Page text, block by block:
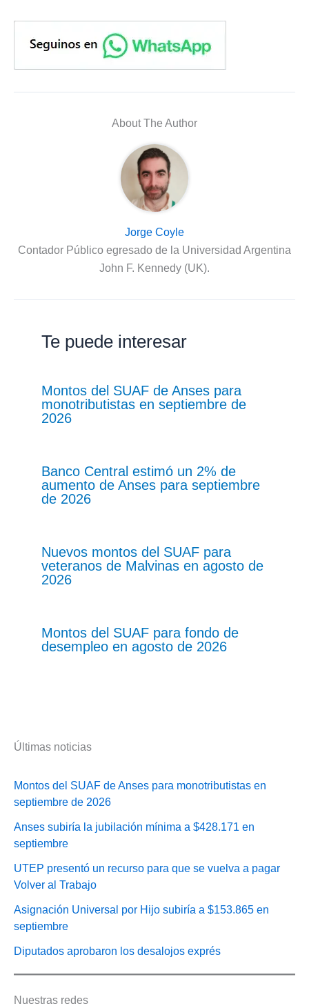
About The Author
Jorge Coyle
Contador Público egresado de la Universidad Argentina
John F. Kennedy (UK).
Te puede interesar
Montos del SUAF de Anses para
monotributistas en septiembre de
2026
Banco Central estimó un 2% de
aumento de Anses para septiembre
de 2026
Nuevos montos del SUAF para
veteranos de Malvinas en agosto de
2026
Montos del SUAF para fondo de
desempleo en agosto de 2026
Últimas noticias
Montos del SUAF de Anses para monotributistas en
septiembre de 2026
Anses subiría la jubilación mínima a $428.171 en
septiembre
UTEP presentó un recurso para que se vuelva a pagar
Volver al Trabajo
Asignación Universal por Hijo subiría a $153.865 en
septiembre
Diputados aprobaron los desalojos exprés
Nuestras redes